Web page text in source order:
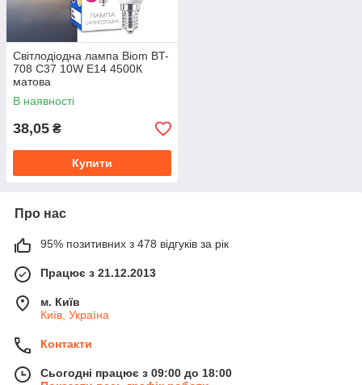
Світлодіодна лампа Biom BT-
708 C37 10W E14 4500К
матова
В наявності
38,05 ₴
Купити
Про нас
95% позитивних з 478 відгуків за рік
Працює з 21.12.2013
м. Київ
Київ, Україна
Контакти
Сьогодні працює з 09:00 до 18:00